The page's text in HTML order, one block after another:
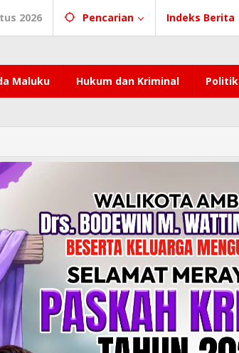
2026 Pencarian Indeks Berita
Maluku Hukum dan Kriminal Politik